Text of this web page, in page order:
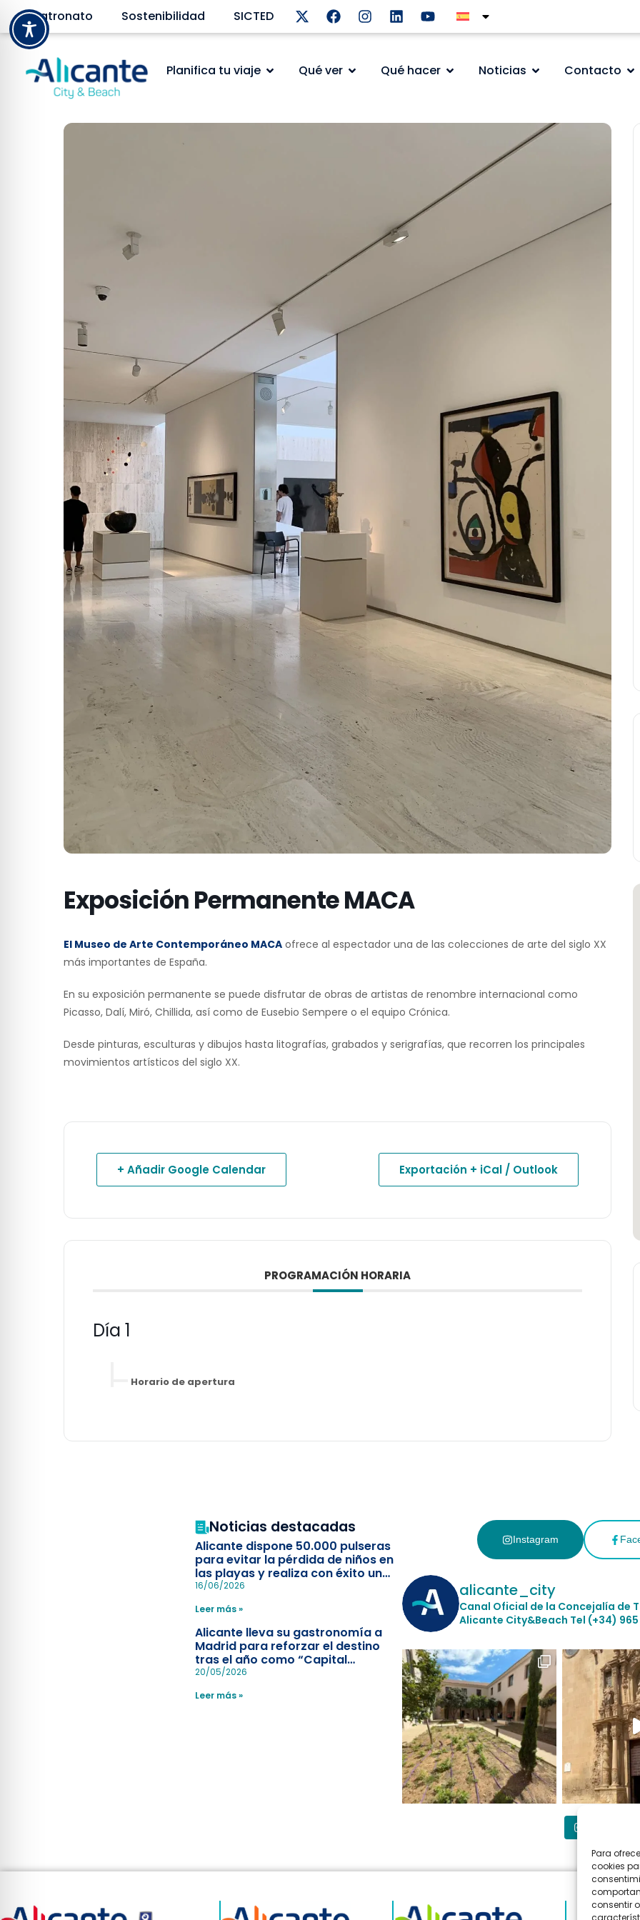
Para
cookies
consentir
Patronato Sostenibilidad SICTED
Planifica tu viaje Qué ver Qué hacer Noticias Contacto
Exposición Permanente MACA
El Museo de Arte Contemporáneo MACA ofrece al espectador una de las colecciones de arte del siglo XX
más importantes de España.
En su exposición permanente se puede disfrutar de obras de artistas de renombre internacional como
Picasso, Dalí, Miró, Chillida, así como de Eusebio Sempere o el equipo Crónica.
Desde pinturas, esculturas y dibujos hasta litografías, grabados y serigrafías, que recorren los principales
movimientos artísticos del siglo XX.
+ Añadir Google Calendar Exportación + iCal / Outlook
PROGRAMACIÓN HORARIA
Día 1
Horario de apertura
Noticias destacadas
Alicante dispone 50.000 pulseras
para evitar la pérdida de niños en
las playas y realiza con éxito un
simulacro de socorrismo
16/06/2026
Leer más »
Alicante lleva su gastronomía a
Madrid para reforzar el destino
tras el año como “Capital
Española”
20/05/2026
Leer más »
Instagram
alicante_city
Canal Oficial de la Concejalía de
Alicante City&Beach Tel (+34) 965